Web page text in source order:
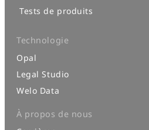
Tests de produits
Technologie
Opal
Legal Studio
Welo Data
À propos de nous